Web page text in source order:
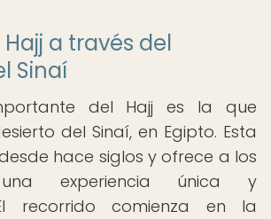
a través del
Sinaí
del Hajj es la que
del Sinaí, en Egipto. Esta
hace siglos y ofrece a los
una experiencia única y
recorrido comienza en la